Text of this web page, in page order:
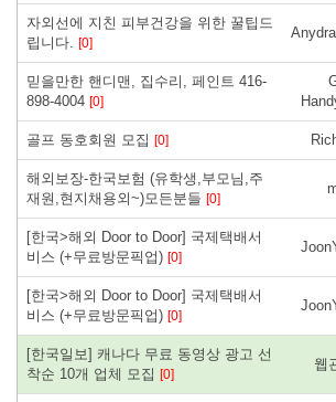
자외선에 지친 피부건강을 위한 꿀팁드
립니다. [0]
믿을만한 핸디맨, 집수리, 페인트 416-
898-4004 [0]
골프 동호회원 모집 [0]
해외보장-한국보험 (유학생,부모님,주
재원,현지채용외~)모든분들 [0]
[한국>해외 Door to Door] 국제택배서
비스 (+무료방문픽업) [0]
[한국>해외 Door to Door] 국제택배서
비스 (+무료방문픽업) [0]
[한국일보] 캐나다 무료 동영상 광고 선
착순 10개 업체 모집 [0]
웹